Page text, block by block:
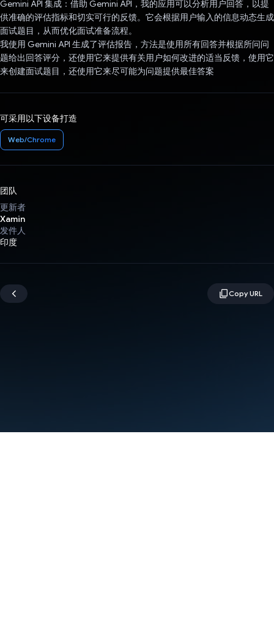
Gemini API 集成：借助 Gemini API，我的应用可以分析用户回答，以提
供准确的评估指标和切实可行的反馈。它会根据用户输入的信息动态生成
面试题目，从而优化面试准备流程。
我使用 Gemini API 生成了评估报告，方法是使用所有回答并根据所问问
题给出回答评分，还使用它来提供有关用户如何改进的适当反馈，使用它
来创建面试题目，还使用它来尽可能为问题提供最佳答案
可采用以下设备打造
Web/Chrome
团队
更新者
Xamin
发件人
印度